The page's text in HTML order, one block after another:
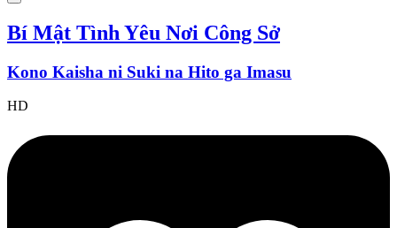
Bí Mật Tình Yêu Nơi Công Sở
Kono Kaisha ni Suki na Hito ga Imasu
HD